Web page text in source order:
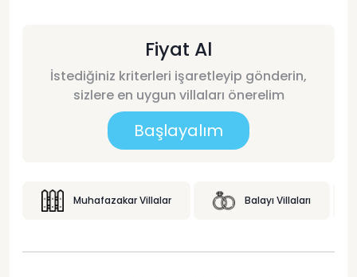
Fiyat Al
İstediğiniz kriterleri işaretleyip gönderin,
sizlere en uygun villaları önerelim
Başlayalım
Muhafazakar Villalar Balayı Villaları